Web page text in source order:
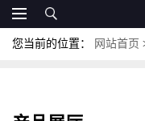
您当前的位置： 网站首页